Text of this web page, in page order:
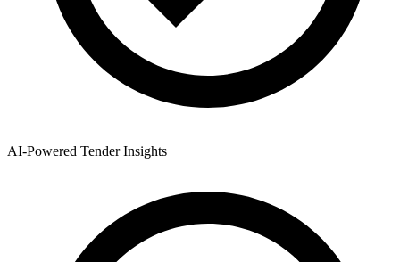
AI-Powered Tender Insights